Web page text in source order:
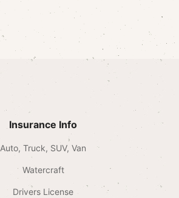
Insurance Info
Auto, Truck, SUV, Van
Watercraft
Drivers License